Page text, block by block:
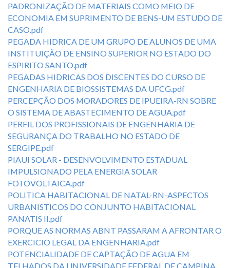
PADRONIZAÇÃO DE MATERIAIS COMO MEIO DE
ECONOMIA EM SUPRIMENTO DE BENS-UM ESTUDO DE
CASO.pdf
PEGADA HIDRICA DE UM GRUPO DE ALUNOS DE UMA
INSTITUIÇÃO DE ENSINO SUPERIOR NO ESTADO DO
ESPIRITO SANTO.pdf
PEGADAS HIDRICAS DOS DISCENTES DO CURSO DE
ENGENHARIA DE BIOSSISTEMAS DA UFCG.pdf
PERCEPÇÃO DOS MORADORES DE IPUEIRA-RN SOBRE
O SISTEMA DE ABASTECIMENTO DE AGUA.pdf
PERFIL DOS PROFISSIONAIS DE ENGENHARIA DE
SEGURANÇA DO TRABALHO NO ESTADO DE
SERGIPE.pdf
PIAUI SOLAR - DESENVOLVIMENTO ESTADUAL
IMPULSIONADO PELA ENERGIA SOLAR
FOTOVOLTAICA.pdf
POLITICA HABITACIONAL DE NATAL-RN-ASPECTOS
URBANISTICOS DO CONJUNTO HABITACIONAL
PANATIS II.pdf
PORQUE AS NORMAS ABNT PASSARAM A AFRONTAR O
EXERCICIO LEGAL DA ENGENHARIA.pdf
POTENCIALIDADE DE CAPTAÇÃO DE AGUA EM
TELHADOS DA UNIVERSIDADE FEDERAL DE CAMPINA